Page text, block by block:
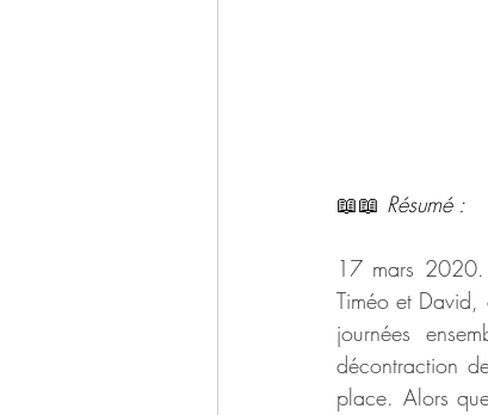
📖📖 Résumé :
17 mars 2020.
Timéo et David,
journées
décontraction
place. Alors